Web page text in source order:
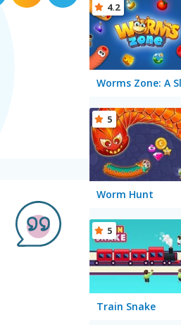
4.2
Worm Hunt
5
Train Snake
5